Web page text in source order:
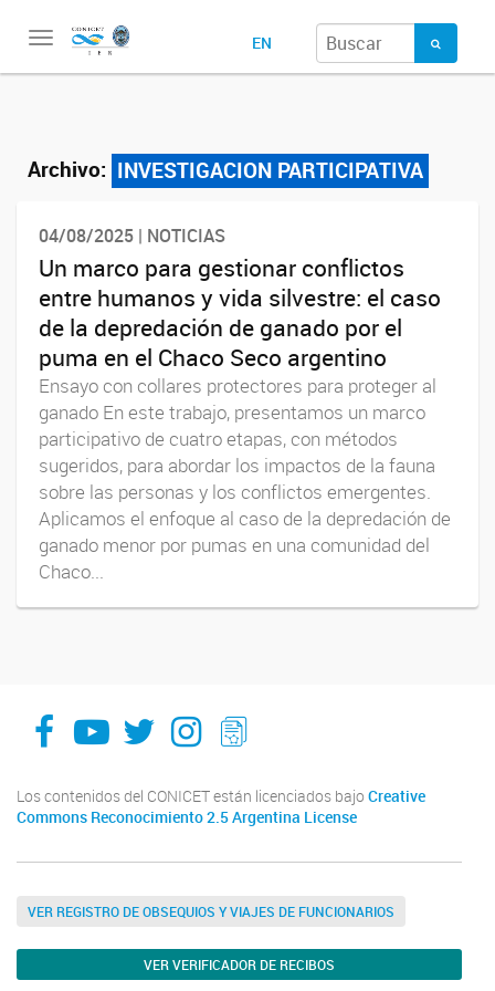
Toggle
EN
Archivo: INVESTIGACION PARTICIPATIVA
04/08/2025 | NOTICIAS
Un marco para gestionar conflictos
entre humanos y vida silvestre: el caso
de la depredación de ganado por el
puma en el Chaco Seco argentino
Ensayo con collares protectores para proteger al
ganado En este trabajo, presentamos un marco
participativo de cuatro etapas, con métodos
sugeridos, para abordar los impactos de la fauna
sobre las personas y los conflictos emergentes.
Aplicamos el enfoque al caso de la depredación de
ganado menor por pumas en una comunidad del
Chaco...
facebook
youtube
Twitter
Instagram
LeChasquier Boletin Digital 70
Los contenidos del CONICET están licenciados bajo Creative
Commons Reconocimiento 2.5 Argentina License
VER REGISTRO DE OBSEQUIOS Y VIAJES DE FUNCIONARIOS
VER VERIFICADOR DE RECIBOS